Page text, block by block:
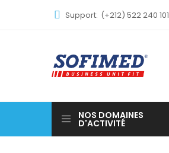
Support: (+212) 522 240 101
NOS DOMAINES
D'ACTIVITÉ